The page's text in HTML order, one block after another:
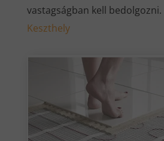
vastagságban kell bedolgozni.
Keszthely